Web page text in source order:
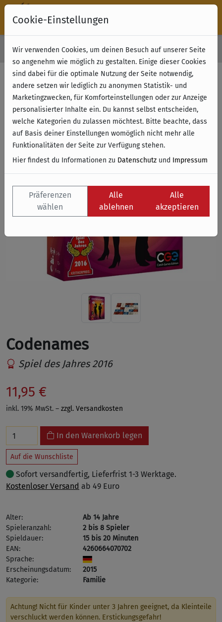
Kostenloser Versand & Retoure ab 49 € (innerhalb Deutschlands)
Codenames
Spiel des Jahres 2016
11,95 €
inkl. 19% MwSt. – zzgl. Versandkosten
In den Warenkorb legen
Auf die Wunschliste
Sofort versandfertig, Lieferfrist 1-3 Werktage.
Kostenloser Versand ab 49 Euro
Alter:
Ab 14 Jahre
Spieleranzahl:
2 bis 8 Spieler
Spieldauer:
15 bis 20 Minuten
EAN:
4260664070702
Sprache:
Erscheinungsdatum:
2015
Kategorie:
Familie
Achtung! Nicht für Kinder unter 3 Jahren geeignet, da Kleinteile
verschluckt werden können. Erstickungsgefahr!
Cookie-Einstellungen
Wir verwenden Cookies, um deinen Besuch auf unserer Seite
so angenehm wie möglich zu gestalten. Einige dieser Cookies
sind dabei für die optimale Nutzung der Seite notwendig,
andere setzen wir lediglich zu anonymen Statistik- und
Marketingzwecken, für Komforteinstellungen oder zur Anzeige
personalisierter Inhalte ein. Du kannst selbst entscheiden,
welche Kategorien du zulassen möchtest. Bitte beachte, dass
auf Basis deiner Einstellungen womöglich nicht mehr alle
Funktionalitäten der Seite zur Verfügung stehen.
Hier findest du Informationen zu Datenschutz und Impressum
Präferenzen
wählen
Alle
ablehnen
Alle
akzeptieren